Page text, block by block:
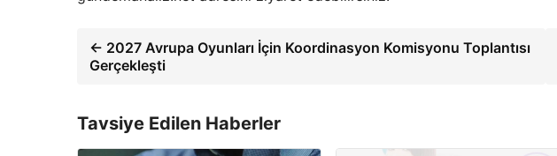
← 2027 Avrupa Oyunları İçin Koordinasyon Komisyonu Toplantısı
Gerçekleşti
Tavsiye Edilen Haberler